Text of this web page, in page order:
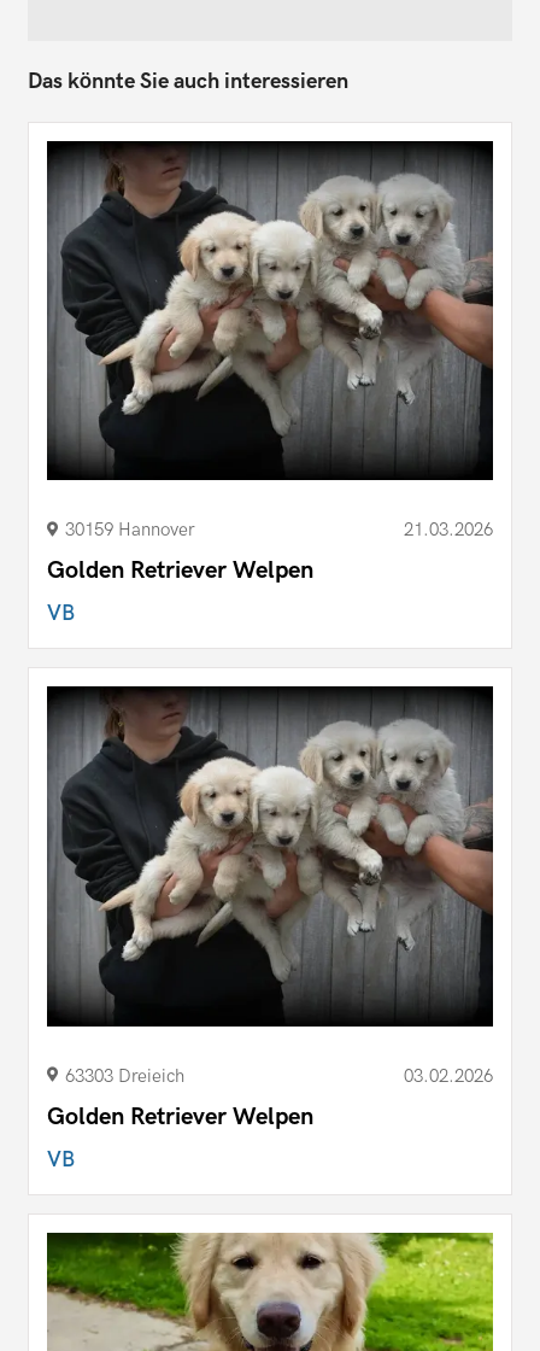
Das könnte Sie auch interessieren
30159 Hannover 21.03.2026
Golden Retriever Welpen
VB
63303 Dreieich 03.02.2026
Golden Retriever Welpen
VB